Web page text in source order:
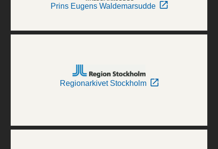
Prins Eugens Waldemarsudde
Regionarkivet Stockholm